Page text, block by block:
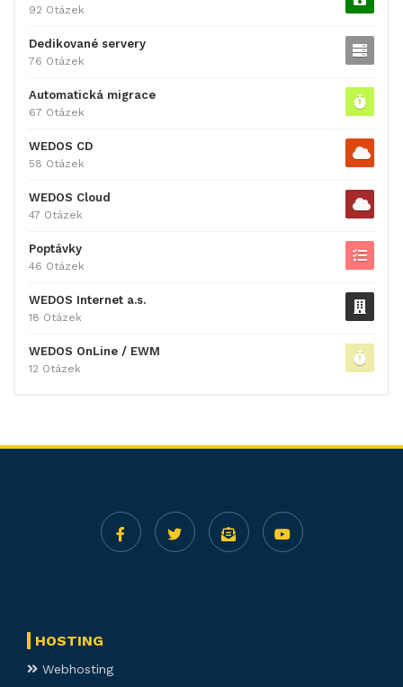
92 Otázek
Dedikované servery
76 Otázek
Automatická migrace
67 Otázek
WEDOS CD
58 Otázek
WEDOS Cloud
47 Otázek
Poptávky
46 Otázek
WEDOS Internet a.s.
18 Otázek
WEDOS OnLine / EWM
12 Otázek
HOSTING
Webhosting